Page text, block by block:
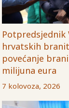
hrvatskih
povećanje
milijuna eura
7 kolovoza, 2026